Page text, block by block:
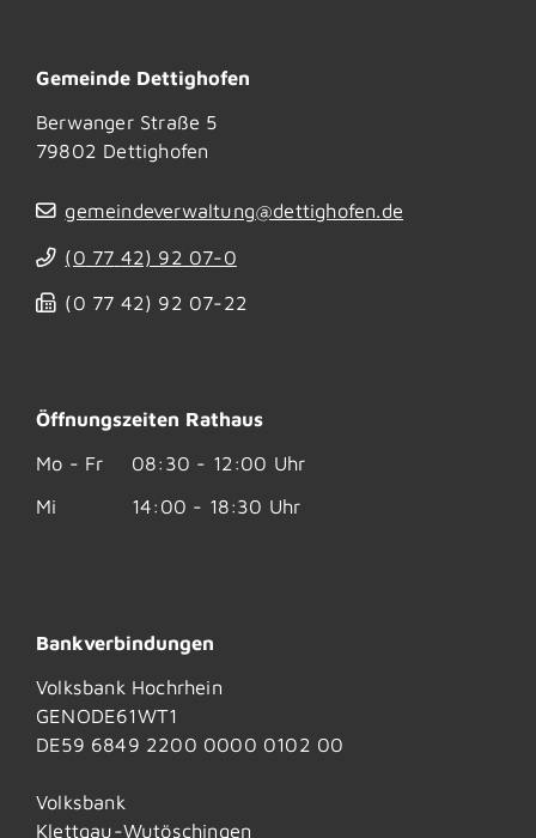
Gemeinde Dettighofen
Berwanger Straße 5
79802 Dettighofen
gemeindeverwaltung@dettighofen.de
(0 77 42) 92 07-0
(0 77 42) 92 07-22
Öffnungszeiten Rathaus
Mo - Fr
08:30 - 12:00 Uhr
Mi
14:00 - 18:30 Uhr
Bankverbindungen
Volksbank Hochrhein
GENODE61WT1
DE59 6849 2200 0000 0102 00
Volksbank
Klettgau-Wutöschingen